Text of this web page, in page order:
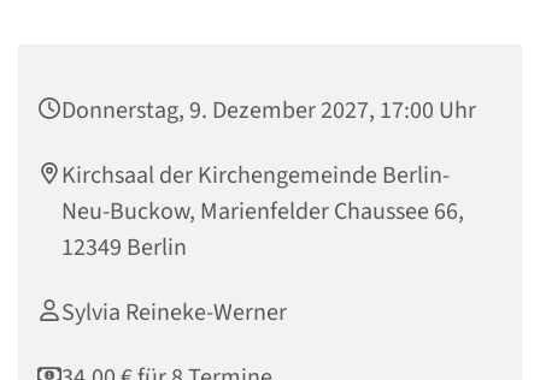
Donnerstag, 9. Dezember 2027, 17:00 Uhr
Kirchsaal der Kirchengemeinde Berlin-
Neu-Buckow, Marienfelder Chaussee 66,
12349 Berlin
Sylvia Reineke-Werner